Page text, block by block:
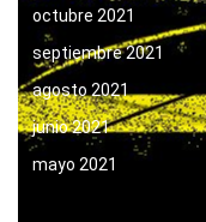
octubre 2021
septiembre 2021
agosto 2021
junio 2021
mayo 2021